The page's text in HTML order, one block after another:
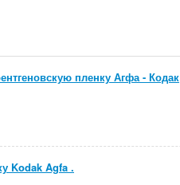
пленку Агфа - Кодак
Kodak Agfa .